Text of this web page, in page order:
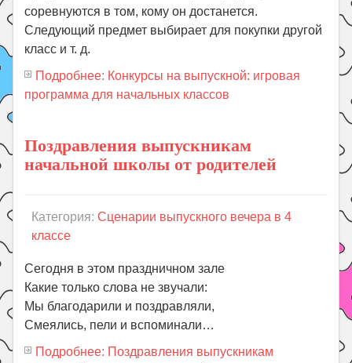
соревнуются в том, кому он достанется.
Следующий предмет выбирает для покупки другой
класс и т. д.
Подробнее: Конкурсы на выпускной: игровая
программа для начальных классов
Поздравления выпускникам
начальной школы от родителей
Категория:Сценарии выпускного вечера в 4
классе
Сегодня в этом праздничном зале
Какие только слова не звучали:
Мы благодарили и поздравляли,
Смеялись, пели и вспоминали…
Подробнее: Поздравления выпускникам